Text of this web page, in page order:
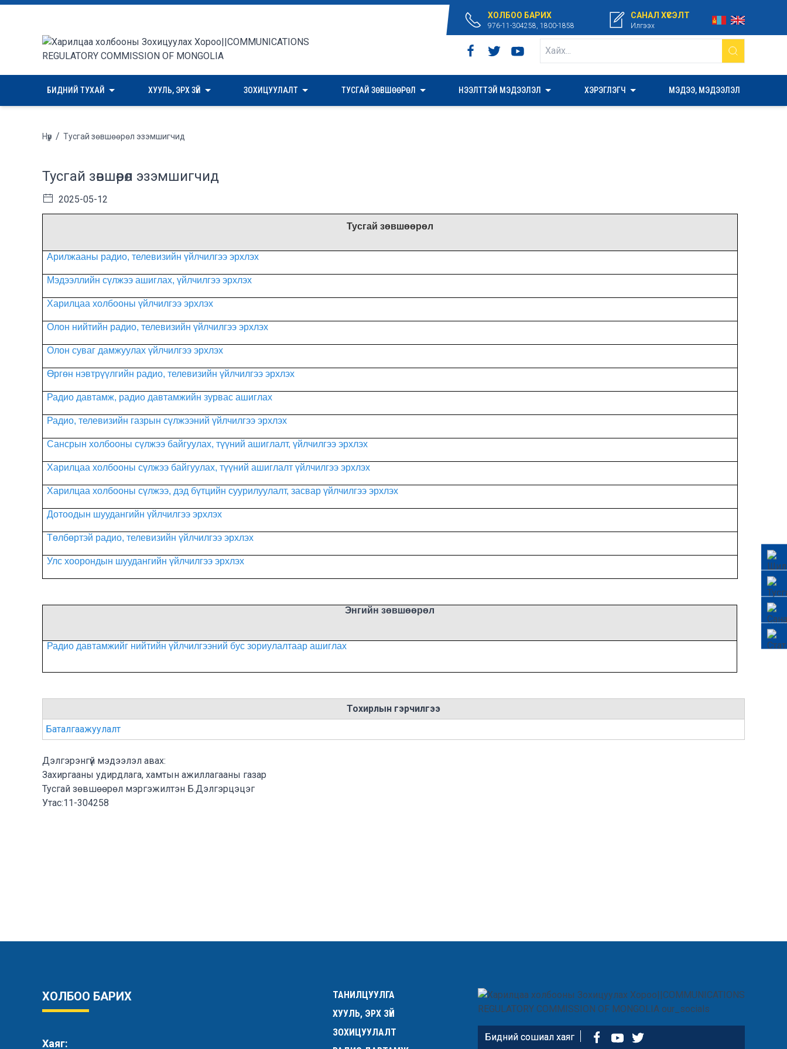
ХОЛБОО БАРИХ
976-11-304258, 1800-1858
САНАЛ ХҮСЭЛТ
Илгээх
БИДНИЙ ТУХАЙ ХУУЛЬ, ЭРХ ЗҮЙ ЗОХИЦУУЛАЛТ ТУСГАЙ ЗӨВШӨӨРӨЛ НЭЭЛТТЭЙ МЭДЭЭЛЭЛ ХЭРЭГЛЭГЧ МЭДЭЭ, МЭДЭЭЛЭЛ
Нүүр / Тусгай зөвшөөрөл эзэмшигчид
Тусгай зөвшөөрөл эзэмшигчид
2025-05-12
Тусгай зөвшөөрөл
Арилжааны радио, телевизийн үйлчилгээ эрхлэх
Мэдээллийн сүлжээ ашиглах, үйлчилгээ эрхлэх
Харилцаа холбооны үйлчилгээ эрхлэх
Олон нийтийн радио, телевизийн үйлчилгээ эрхлэх
Олон суваг дамжуулах үйлчилгээ эрхлэх
Өргөн нэвтрүүлгийн радио, телевизийн үйлчилгээ эрхлэх
Радио давтамж, радио давтамжийн зурвас ашиглах
Радио, телевизийн газрын сүлжээний үйлчилгээ эрхлэх
Сансрын холбооны сүлжээ байгуулах, түүний ашиглалт, үйлчилгээ эрхлэх
Харилцаа холбооны сүлжээ байгуулах, түүний ашиглалт үйлчилгээ эрхлэх
Харилцаа холбооны сүлжээ, дэд бүтцийн суурилуулалт, засвар үйлчилгээ эрхлэх
Дотоодын шуудангийн үйлчилгээ эрхлэх
Төлбөртэй радио, телевизийн үйлчилгээ эрхлэх
Улс хоорондын шуудангийн үйлчилгээ эрхлэх
Энгийн зөвшөөрөл
Радио давтамжийг нийтийн үйлчилгээний бус зориулалтаар ашиглах
Тохирлын гэрчилгээ
Баталгаажуулалт
Дэлгэрэнгүй мэдээлэл авах:
Захиргааны удирдлага, хамтын ажиллагааны газар
Тусгай зөвшөөрөл мэргэжилтэн Б.Дэлгэрцэцэг
Утас:11-304258
ХОЛБОО БАРИХ
Хаяг:
ТАНИЛЦУУЛГА
ХУУЛЬ, ЭРХ ЗҮЙ
ЗОХИЦУУЛАЛТ
Бидний сошиал хаяг